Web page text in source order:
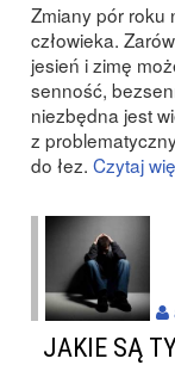
Zmiany pór roku
człowieka.
jesień i zimę
senność,
niezbędna jest
z
do łez. Czytaj
JAKIE SĄ